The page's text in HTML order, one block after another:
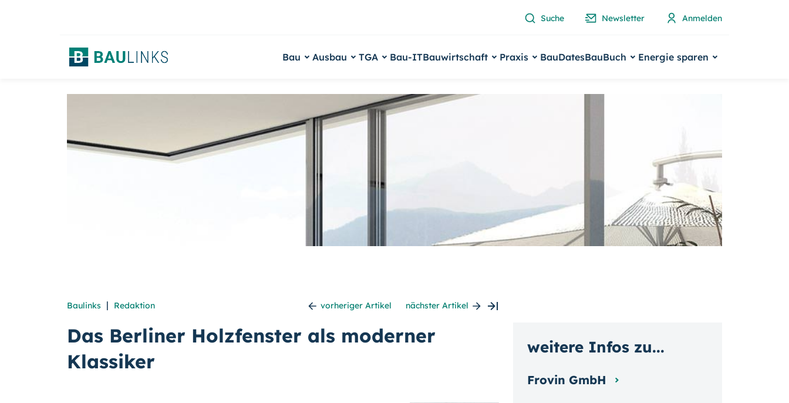
Suche Newsletter Anmelden
Bau Ausbau TGA Bau-ITBauwirtschaft Praxis BauDatesBauBuch Energie sparen
Baulinks | Redaktion vorheriger Artikel nächster Artikel
Das Berliner Holzfenster als moderner
Klassiker
weitere Infos zu...
Frovin GmbH